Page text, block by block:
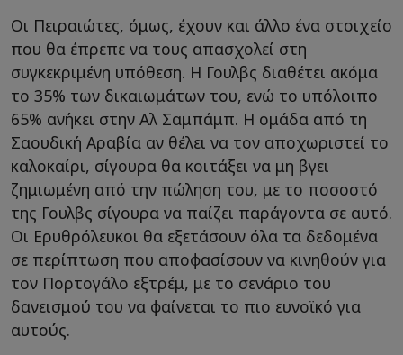
Οι Πειραιώτες, όμως, έχουν και άλλο ένα στοιχείο
που θα έπρεπε να τους απασχολεί στη
συγκεκριμένη υπόθεση. Η Γουλβς διαθέτει ακόμα
το 35% των δικαιωμάτων του, ενώ το υπόλοιπο
65% ανήκει στην Αλ Σαμπάμπ. Η ομάδα από τη
Σαουδική Αραβία αν θέλει να τον αποχωριστεί το
καλοκαίρι, σίγουρα θα κοιτάξει να μη βγει
ζημιωμένη από την πώληση του, με το ποσοστό
της Γουλβς σίγουρα να παίζει παράγοντα σε αυτό.
Οι Ερυθρόλευκοι θα εξετάσουν όλα τα δεδομένα
σε περίπτωση που αποφασίσουν να κινηθούν για
τον Πορτογάλο εξτρέμ, με το σενάριο του
δανεισμού του να φαίνεται το πιο ευνοϊκό για
αυτούς.